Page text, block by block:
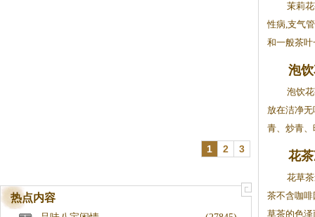
1 2 3
热点内容
茉莉
性病,支气
和一般茶叶
泡
泡饮
放在洁净
青、炒青、
花
花草
茶不含咖
草茶的色